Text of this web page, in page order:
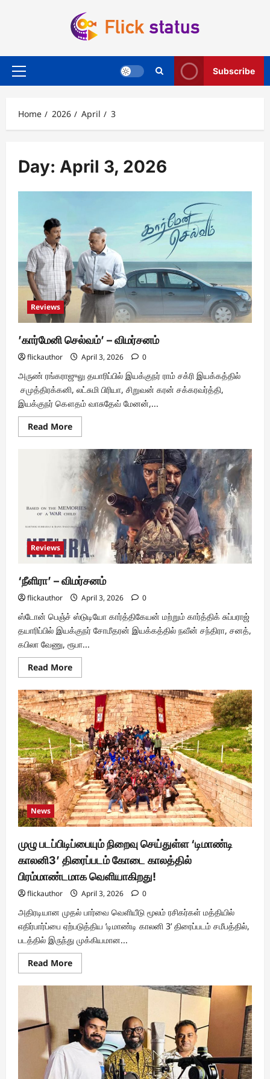
Primary
Subscribe
Home 2026 April 3
Day: April 3, 2026
Reviews
’கார்மேனி செல்வம்’ – விமர்சனம்
flickauthor April 3, 2026 0
அருண் ரங்கராஜுலு தயாரிப்பில் இயக்குநர் ராம் சக்ரி இயக்கத்தில்
சமுத்திரக்கனி, லட்சுமி பிரியா, சிறுவன் கரன் சக்கரவர்த்தி,
இயக்குநர் கௌதம் வாசுதேவ் மேனன்,...
Read MoreRead
more
’கார்மேனி
செல்வம்’
–
விமர்சனம்
Reviews
‘நீளிரா’ – விமர்சனம்
flickauthor April 3, 2026 0
ஸ்டோன் பெஞ்ச் ஸ்டுடியோ கார்த்திகேயன் மற்றும் கார்த்திக் சுப்பராஜ்
தயாரிப்பில் இயக்குநர் சோமீதரன் இயக்கத்தில் நவீன் சந்திரா, சனத்,
கபிலா வேணு, ரூபா...
Read MoreRead
more
‘நீளிரா’
–
விமர்சனம்
News
முழு படப்பிடிப்பையும் நிறைவு செய்துள்ள ‘டிமாண்டி
காலனி3’ திரைப்படம் கோடை காலத்தில்
பிரம்மாண்டமாக வெளியாகிறது!
flickauthor April 3, 2026 0
அதிரடியான முதல் பார்வை வெளியீடு மூலம் ரசிகர்கள் மத்தியில்
எதிர்பார்ப்பை ஏற்படுத்திய ’டிமாண்டி காலனி 3’ திரைப்படம் சமீபத்தில்,
படத்தில் இருந்து முக்கியமான...
Read MoreRead
more
முழு
படப்பிடிப்பையும்
நிறைவு
செய்துள்ள
‘டிமாண்டி
காலனி3’
திரைப்படம்
கோடை
காலத்தில்
பிரம்மாண்டமாக
வெளியாகிறது!